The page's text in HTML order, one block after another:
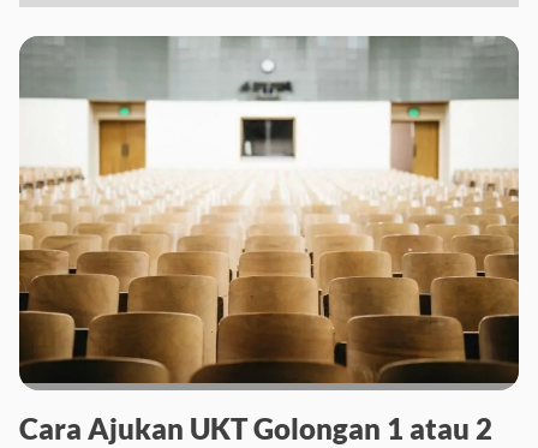
Cara Ajukan UKT Golongan 1 atau 2